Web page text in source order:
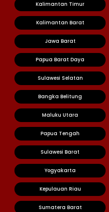
Kalimantan Timur
Kalimantan Barat
Jawa Barat
Papua Barat Daya
Sulawesi Selatan
Bangka Belitung
Maluku Utara
Papua Tengah
Sulawesi Barat
Yogyakarta
Kepulauan Riau
Sumatera Barat